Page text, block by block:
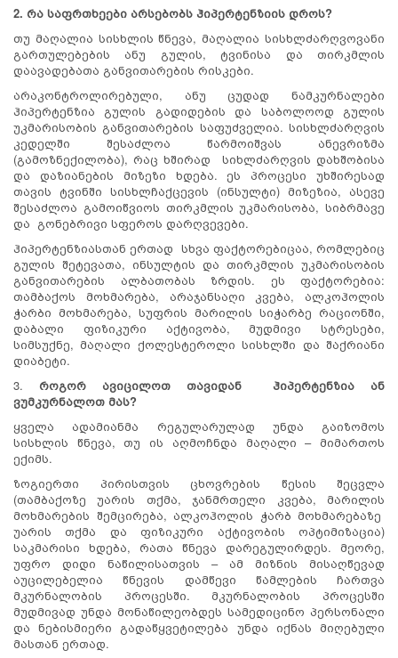
2. რა საფრთხეები არსებობს ჰიპერტენზიის დროს?
თუ მაღალია სისხლის წნევა, მაღალია სისხლძარღვოვანი
გართულებების ანუ გულის, ტვინისა და თირკმლის
დაავადებათა განვითარების რისკები.
არაკონტროლირებული, ანუ ცუდად ნამკურნალები
ჰიპერტენზია გულის გადიდების და საბოლოოდ გულის
უკმარისობის განვითარების საფუძველია. სისხლძარღვის
კედელში შესაძლოა წარმოიშვას ანევრიზმა
(გამოზნექილობა), რაც ხშირად სიხლძარღვის დახშობისა
და დაზიანების მიზეზი ხდება. ეს პროცესი უხშირესად
თავის ტვინში სისხლჩაქცევის (ინსულტი) მიზეზია, ასევე
შესაძლოა გამოიწვიოს თირკმლის უკმარისობა, სიბრმავე
და გონებრივი სფეროს დარღვევები.
ჰიპერტენზიასთან ერთად სხვა ფაქტორებიცაა, რომლებიც
გულის შეტევათა, ინსულტის და თირკმლის უკმარისობის
განვითარების ალბათობას ზრდის. ეს ფაქტორებია:
თამბაქოს მოხმარება, არაჯანსაღი კვება, ალკოჰოლის
ჭარბი მოხმარება, სუფრის მარილის სიჭარბე რაციონში,
დაბალი ფიზიკური აქტივობა, მუდმივი სტრესები,
სიმსუქნე, მაღალი ქოლესტეროლი სისხლში და შაქრიანი
დიაბეტი.
3. როგორ ავიცილოთ თავიდან ჰიპერტენზია ან
ვუმკურნალოთ მას?
ყველა ადამიანმა რეგულარულად უნდა გაიზომოს
სისხლის წნევა, თუ ის აღმოჩნდა მაღალი – მიმართოს
ექიმს.
ზოგიერთი პირისთვის ცხოვრების წესის შეცვლა
(თამბაქოზე უარის თქმა, ჯანმრთელი კვება, მარილის
მოხმარების შემცირება, ალკოჰოლის ჭარბ მოხმარებაზე
უარის თქმა და ფიზიკური აქტივობის ოპტიმიზაცია)
საკმარისი ხდება, რათა წნევა დარეგულირდეს. მეორე,
უფრო დიდი ნაწილისათვის – ამ მიზნის მისაღწევად
აუცილებელია წნევის დამწევი წამლების ჩართვა
მკურნალობის პროცესში. მკურნალობის პროცესში
მუდმივად უნდა მონაწილეობდეს სამედიცინო პერსონალი
და ნებისმიერი გადაწყვეტილება უნდა იქნას მიღებული
მასთან ერთად.